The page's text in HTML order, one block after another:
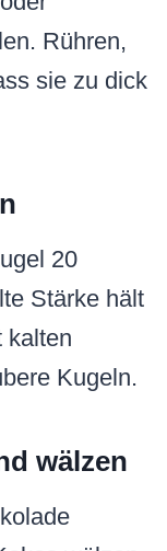
Rühren,
sie zu dick
20
Stärke hält
kalten
Kugeln.
wälzen